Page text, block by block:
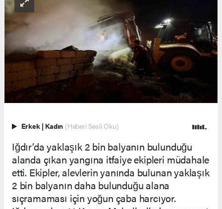
Erkek | Kadın (Haberi Sesli Oku)
Iğdır’da yaklaşık 2 bin balyanın bulunduğu
alanda çıkan yangına itfaiye ekipleri müdahale
etti. Ekipler, alevlerin yanında bulunan yaklaşık
2 bin balyanın daha bulunduğu alana
sıçramaması için yoğun çaba harcıyor.